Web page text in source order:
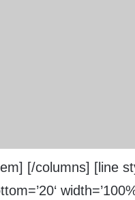
[/columns] [line